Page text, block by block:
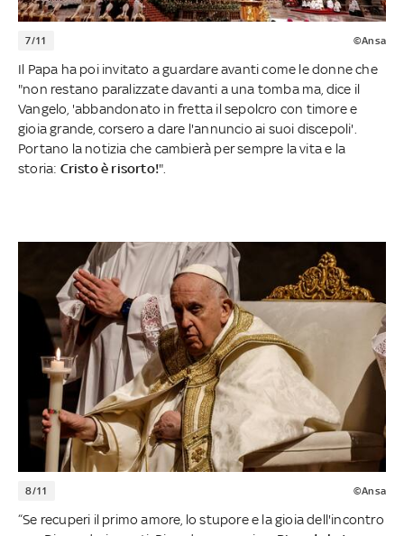
7/11 ©Ansa
Il Papa ha poi invitato a guardare avanti come le donne che
"non restano paralizzate davanti a una tomba ma, dice il
Vangelo, 'abbandonato in fretta il sepolcro con timore e
gioia grande, corsero a dare l'annuncio ai suoi discepoli'.
Portano la notizia che cambierà per sempre la vita e la
storia: Cristo è risorto!".
8/11 ©Ansa
“Se recuperi il primo amore, lo stupore e la gioia dell'incontro